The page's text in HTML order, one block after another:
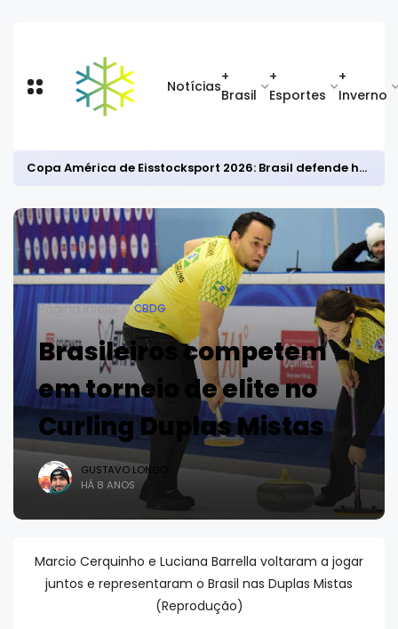
Notícias
+
Brasil
+
Esportes
+
Inverno
Copa América de Eisstocksport 2026: Brasil defende hegemonia continental
Página inicial CBDG
Brasileiros competem
em torneio de elite no
Curling Duplas Mistas
GUSTAVO LONGO
HÁ 8 ANOS
Marcio Cerquinho e Luciana Barrella voltaram a jogar
juntos e representaram o Brasil nas Duplas Mistas
(Reprodução)